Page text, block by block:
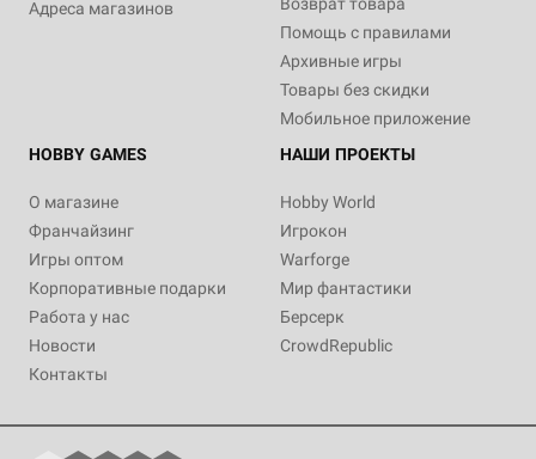
Адреса магазинов
Возврат товара
Помощь с правилами
Архивные игры
Товары без скидки
Мобильное приложение
HOBBY GAMES
О магазине
Франчайзинг
Игры оптом
Корпоративные подарки
Работа у нас
Новости
Контакты
НАШИ ПРОЕКТЫ
Hobby World
Игрокон
Warforge
Мир фантастики
Берсерк
CrowdRepublic